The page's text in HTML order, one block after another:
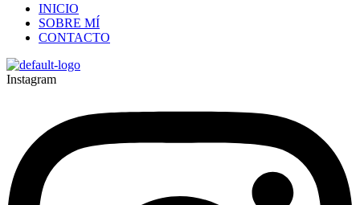
INICIO
SOBRE MÍ
CONTACTO
Instagram